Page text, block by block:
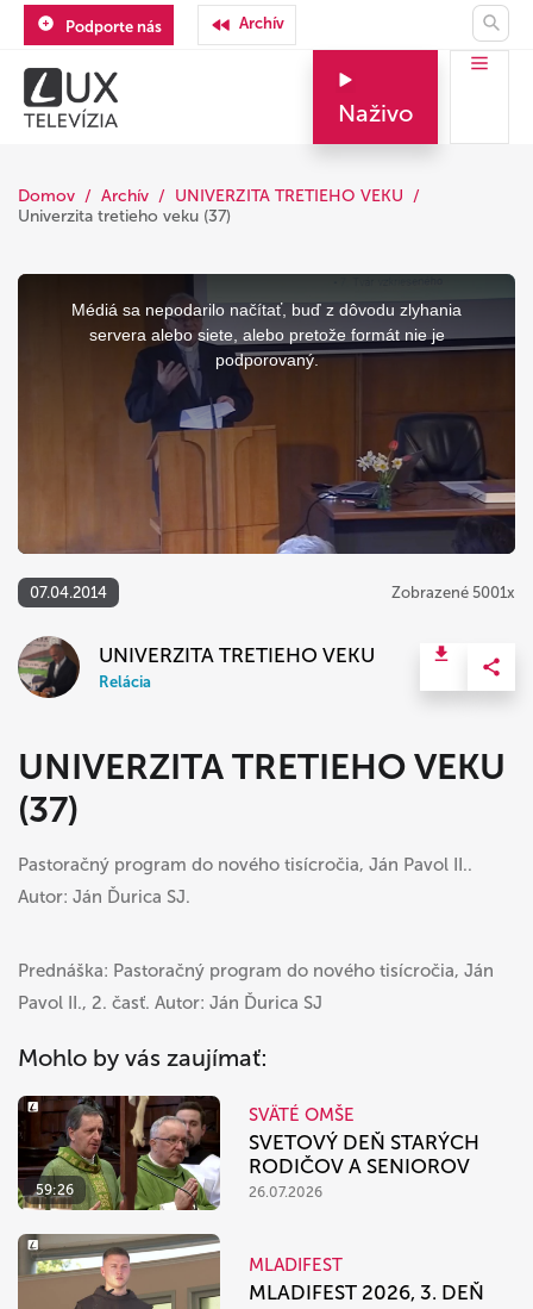
Podporte nás Archív
Naživo
Domov Archív
UNIVERZITA TRETIEHO VEKU
Univerzita tretieho veku (37)
This
Médiá sa nepodarilo načítať, buď z dôvodu zlyhania
servera alebo siete, alebo pretože formát nie je
podporovaný.
07.04.2014 Zobrazené 5001x
UNIVERZITA TRETIEHO VEKU
Relácia
UNIVERZITA TRETIEHO VEKU
(37)
Pastoračný program do nového tisícročia, Ján Pavol II..
Autor: Ján Ďurica SJ.
Prednáška: Pastoračný program do nového tisícročia, Ján
Pavol II., 2. časť. Autor: Ján Ďurica SJ
Mohlo by vás zaujímať:
59:26
SVÄTÉ OMŠE
SVETOVÝ DEŇ STARÝCH
RODIČOV A SENIOROV
26.07.2026
MLADIFEST
MLADIFEST 2026, 3. DEŇ